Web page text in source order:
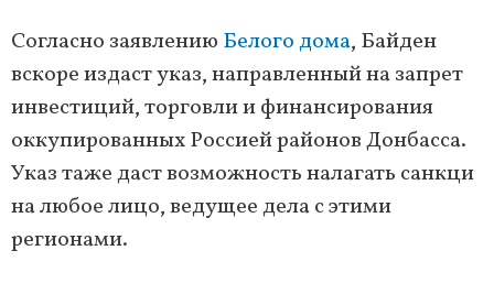
Согласно заявлению Белого дома, Байден
вскоре издаст указ, направленный на запрет
инвестиций, торговли и финансирования
оккупированных Россией районов Донбасса.
Указ таже даст возможность налагать санкци
на любое лицо, ведущее дела с этими
регионами.